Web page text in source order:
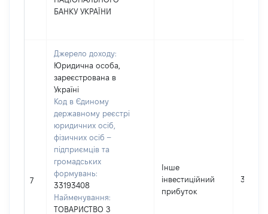
БАНКУ УКРАЇНИ
7
Джерело доходу:
Юридична особа,
зареєстрована в
Україні
Код в Єдиному
державному реєстрі
юридичних осіб,
фізичних осіб –
підприємців та
громадських
формувань:
33193408
Найменування:
ТОВАРИСТВО З
Інше
інвестиційний
прибуток
3461